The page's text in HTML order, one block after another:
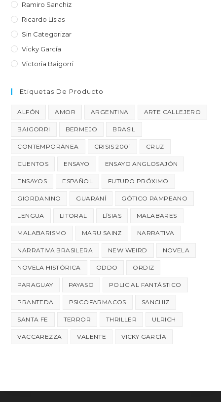
Ramiro Sanchiz
Ricardo Lísias
Sin Categorizar
Vicky García
Victoria Baigorri
Etiquetas De Producto
ALFÓN AMOR ARGENTINA ARTE CALLEJERO
BAIGORRI BERMEJO BRASIL
CONTEMPORÁNEA CRISIS 2001 CRUZ
CUENTOS ENSAYO ENSAYO ANGLOSAJÓN
ENSAYOS ESPAÑOL FUTURO PRÓXIMO
GIORDANINO GUARANÍ GÓTICO PAMPEANO
LENGUA LITORAL LÍSIAS MALABARES
MALABARISMO MARU SAINZ NARRATIVA
NARRATIVA BRASILERA NEW WEIRD NOVELA
NOVELA HISTÓRICA ODDO ORDIZ
PARAGUAY PAYASO POLICIAL FANTÁSTICO
PRANTEDA PSICOFARMACOS SANCHIZ
SANTA FE TERROR THRILLER ULRICH
VACCAREZZA VALENTE VICKY GARCÍA